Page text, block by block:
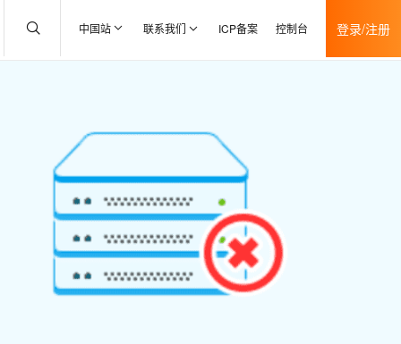
中国站 联系我们 ICP备案 控制台 登录/注册